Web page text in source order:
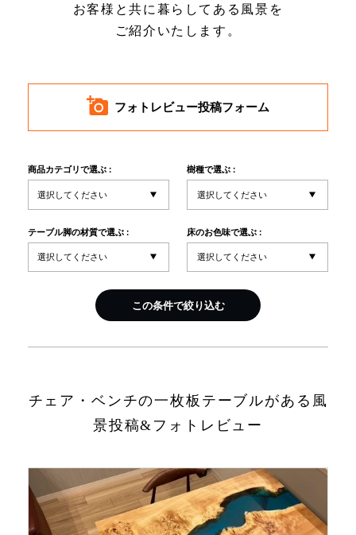
新入荷情報
INFORMATION
MOKUBA CHANNEL
よくあるご質問
お客様と共に暮らしてある風景を
ご紹介いたします。
フォトレビュー投稿フォーム
商品カテゴリで選ぶ : 樹種で選ぶ :
テーブル脚の材質で選ぶ : 床のお色味で選ぶ :
この条件で絞り込む
チェア・ベンチの一枚板テーブルがある風
景投稿&フォトレビュー